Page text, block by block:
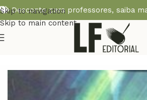
Skip to navigation
Skip to main content
Desconto para professores, saiba
Início